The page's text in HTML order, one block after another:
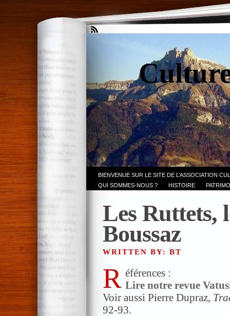
BIENVENUE SUR LE SITE DE L’ASSOCIATION
QUI SOMMES-NOUS ?
HISTOIRE
Les Ruttets,
Boussaz
WRITTEN BY: BT
R éférences :
Lire notre revue
Voir aussi Pierre Dupraz,
92-93.